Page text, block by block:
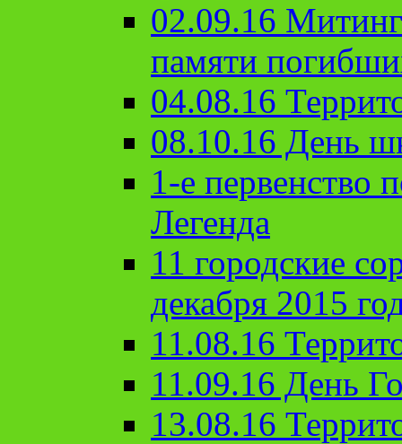
02.09.16
памяти
04.08.16
08.10.16 День
1-е первенство
Легенда
11 городские
декабря 2015
11.08.16
11.09.16 День
13.08.16